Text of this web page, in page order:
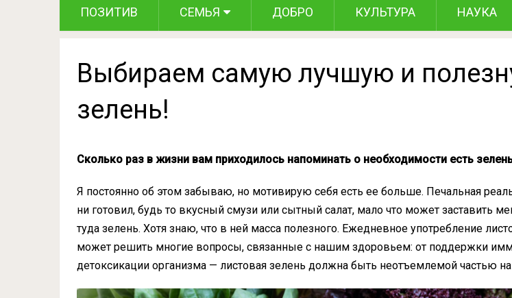
ПОЗИТИВ СЕМЬЯ ДОБРО КУЛЬТУРА НАУКА
Выбираем самую лучшую и
зелень!
Сколько раз в жизни вам приходилось напоминать о необходимости есть
Я постоянно об этом забываю, но мотивирую себя есть ее больше. Печальная
ни готовил, будь то вкусный смузи или сытный салат, мало что может заставить
туда зелень. Хотя знаю, что в ней масса полезного. Ежедневное употребление
может решить многие вопросы, связанные с нашим здоровьем: от поддержки
детоксикации организма — листовая зелень должна быть неотъемлемой частью